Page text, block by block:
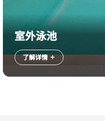
室外泳池
了解详情